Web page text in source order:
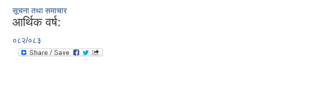
सूचना तथा समाचार
आर्थिक वर्ष:
०८२/०८३